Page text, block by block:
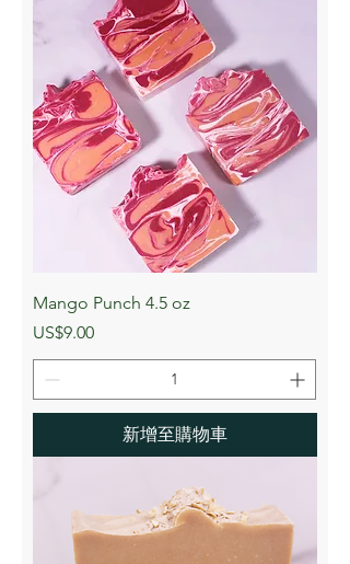
Mango Punch 4.5 oz
價格
US$9.00
新增至購物車